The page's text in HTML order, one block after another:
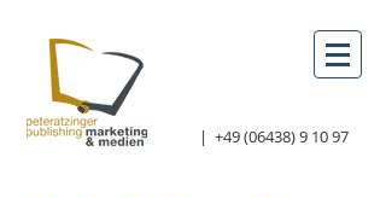
| +49 (06438) 9 10 97